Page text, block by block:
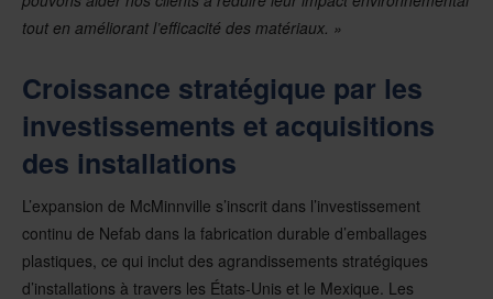
tout en améliorant l’efficacité des matériaux. »
Croissance stratégique par les
investissements et acquisitions
des installations
L’expansion de McMinnville s’inscrit dans l’investissement
continu de Nefab dans la fabrication durable d’emballages
plastiques, ce qui inclut des agrandissements stratégiques
d’installations à travers les États-Unis et le Mexique. Les